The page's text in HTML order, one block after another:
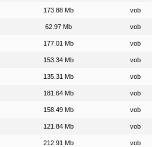
173.88 Mb vob
62.97 Mb vob
177.01 Mb vob
153.34 Mb vob
135.31 Mb vob
181.64 Mb vob
158.49 Mb vob
121.84 Mb vob
212.91 Mb vob